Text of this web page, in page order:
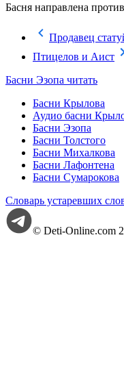
Басня направлена
Продавец
Птицелов и Аист
Басни Эзопа читать
Басни Крылова
Аудио басни
Басни Эзопа
Басни Толстого
Басни Михалкова
Басни Лафонтена
Басни Сумарокова
Словарь устаревших
© Deti-Online.com